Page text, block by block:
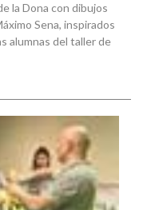
la Dona con dibujos
Sena, inspirados
alumnas del taller de